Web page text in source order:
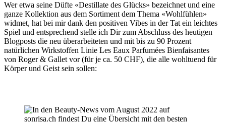
Wer etwa seine Düfte «Destillate des Glücks» bezeichnet und eine
ganze Kollektion aus dem Sortiment dem Thema «Wohlfühlen»
widmet, hat bei mir dank den positiven Vibes in der Tat ein leichtes
Spiel und entsprechend stelle ich Dir zum Abschluss des heutigen
Blogposts die neu überarbeiteten und mit bis zu 90 Prozent
natürlichen Wirkstoffen Linie Les Eaux Parfumées Bienfaisantes
von Roger & Gallet vor (für je ca. 50 CHF), die alle wohltuend für
Körper und Geist sein sollen: